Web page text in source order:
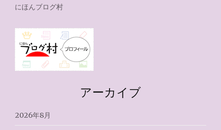
にほんブログ村
アーカイブ
2026年8月